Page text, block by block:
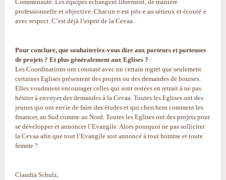
Communauté. Les équipes échangent librement, de manière
professionnelle et objective. Chacun·e est pris·e au sérieux et écouté·e
avec respect. C’est déjà l’esprit de la Cevaa.
Pour conclure, que souhaiteriez-vous dire aux porteurs et porteuses
de projets ? Et plus généralement aux Eglises ?
Les Coordinations ont constaté avec un certain regret que seulement
certaines Eglises présentent des projets ou des demandes de bourses.
Elles voudraient encourager celles qui sont restées en retrait à ne pas
hésiter à envoyer des demandes à la Cevaa. Toutes les Eglises ont des
jeunes qui ont envie de faire des études et qui cherchent comment les
financer, au Sud comme au Nord. Toutes les Eglises ont des projets pour
se développer et annoncer l’Evangile. Alors pourquoi ne pas solliciter
la Cevaa afin que tout l’Evangile soit annoncé à tout homme et toute
femme ?
Claudia Schulz,